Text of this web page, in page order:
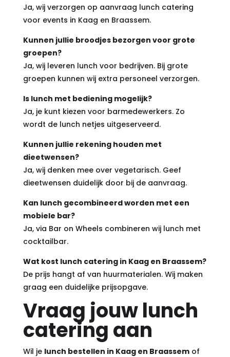
Ja, wij verzorgen op aanvraag lunch catering
voor events in Kaag en Braassem.
Kunnen jullie broodjes bezorgen voor grote
groepen?
Ja, wij leveren lunch voor bedrijven. Bij grote
groepen kunnen wij extra personeel verzorgen.
Is lunch met bediening mogelijk?
Ja, je kunt kiezen voor barmedewerkers. Zo
wordt de lunch netjes uitgeserveerd.
Kunnen jullie rekening houden met
dieetwensen?
Ja, wij denken mee over vegetarisch. Geef
dieetwensen duidelijk door bij de aanvraag.
Kan lunch gecombineerd worden met een
mobiele bar?
Ja, via Bar on Wheels combineren wij lunch met
cocktailbar.
Wat kost lunch catering in Kaag en Braassem?
De prijs hangt af van huurmaterialen. Wij maken
graag een duidelijke prijsopgave.
Vraag jouw lunch
catering aan
Wil je lunch bestellen in Kaag en Braassemof